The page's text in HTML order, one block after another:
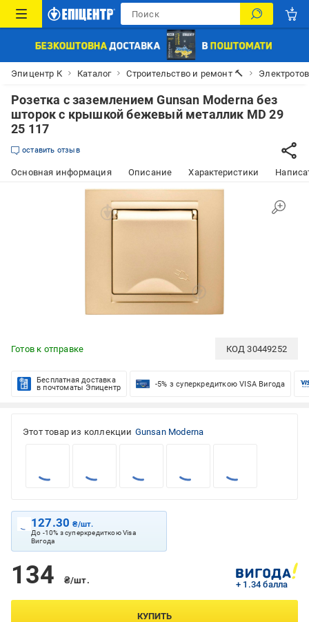
Эпицентр К Каталог Строительство и ремонт 🔨
Розетка с заземлением Gunsan Moderna без
шторок с крышкой бежевый металлик MD 29
25 117
оставить отзыв
Основная информация Описание Характеристики
Готов к отправке КОД30449252
Бесплатная доставка
в почтоматы Эпицентр
-5% з суперкредиткою VISA Вигода
Этот товар из коллекции Gunsan Moderna
127.30₴/шт.
До -10% з суперкредиткою Visa
Вигода
134 ₴/шт. + 1.34 балла
КУПИТЬ